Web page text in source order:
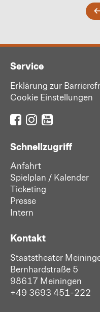
Service
Erklärung zur
Cookie Einstellungen
Schnellzugriff
Anfahrt
Spielplan / Kalender
Ticketing
Presse
Intern
Kontakt
Staatstheater
Bernhardstraße 5
98617 Meiningen
+49 3693 451-222